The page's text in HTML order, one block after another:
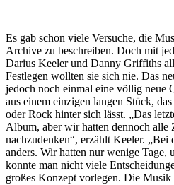
Es gab schon viele Versuche, die
Archive zu beschreiben. Doch mit
Darius Keeler und Danny Griffiths
Festlegen wollten sie sich nie. Das
jedoch noch einmal eine völlig neue
aus einem einzigen langen Stück,
oder Rock hinter sich lässt. „Das
Album, aber wir hatten dennoch alle
nachzudenken“, erzählt Keeler. „Bei
anders. Wir hatten nur wenige Tage,
konnte man nicht viele
großes Konzept vorlegen. Die Musik